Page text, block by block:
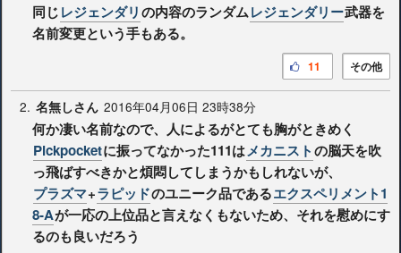
同じレジェンダリの内容のランダムレジェンダリー武器を
名前変更という手もある。
その他
11
2. 名無しさん 2016年04月06日 23時38分
何か凄い名前なので、人によるがとても胸がときめく
Pickpocketに振ってなかった111はメカニストの脳天を吹
っ飛ばすべきかと煩悶してしまうかもしれないが、
プラズマ+ラピッドのユニーク品であるエクスペリメント1
8-Aが一応の上位品と言えなくもないため、それを慰めにす
るのも良いだろう